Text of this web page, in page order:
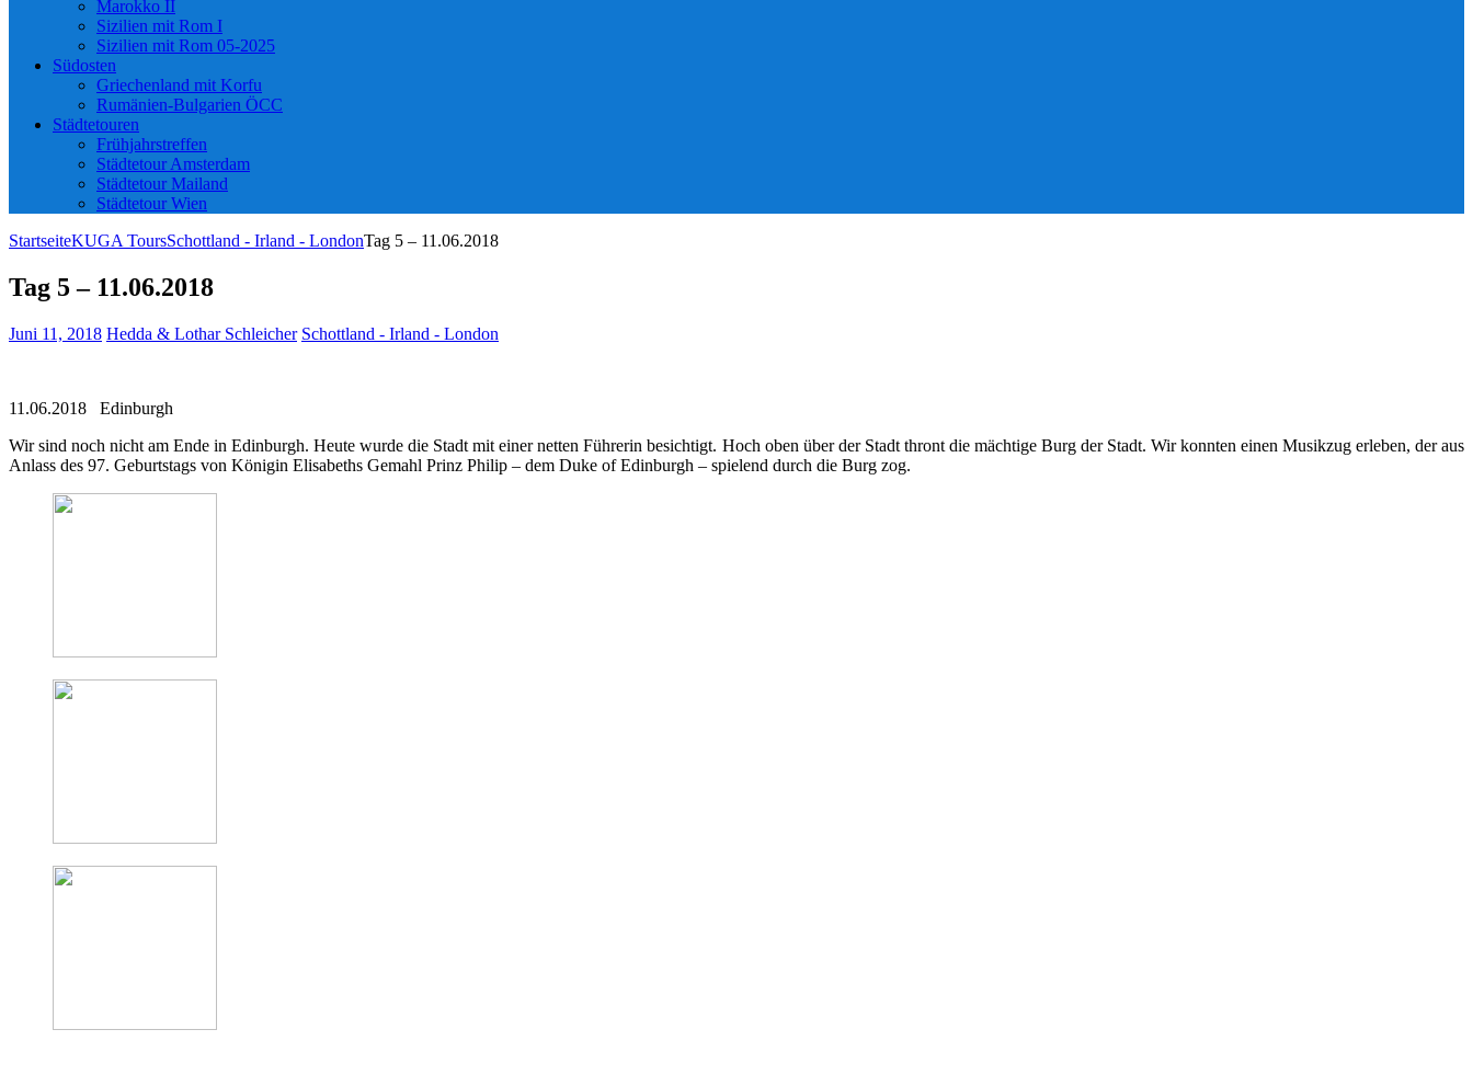
Marokko II
Sizilien mit Rom I
Sizilien mit Rom 05-2025
Südosten
Griechenland mit Korfu
Rumänien-Bulgarien ÖCC
Städtetouren
Frühjahrstreffen
Städtetour Amsterdam
Städtetour Mailand
Städtetour Wien
StartseiteKUGA ToursSchottland - Irland - LondonTag 5 – 11.06.2018
Tag 5 – 11.06.2018
Juni 11, 2018 Hedda & Lothar Schleicher Schottland - Irland - London
11.06.2018 Edinburgh
Wir sind noch nicht am Ende in Edinburgh. Heute wurde die Stadt mit einer netten Führerin besichtigt. Hoch oben über der Stadt thront die mächtige Burg der Stadt. Wir konnten einen Musikzug erleben, der aus
Anlass des 97. Geburtstags von Königin Elisabeths Gemahl Prinz Philip – dem Duke of Edinburgh – spielend durch die Burg zog.